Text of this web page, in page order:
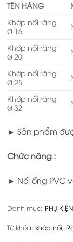
TÊN HÀNG
Khớp nối răng
Ø 16
Khớp nối răng
Ø 20
Khớp nối răng
Ø 25
Khớp nối răng
Ø 32
► Sản phẩm
Chức năng :
► Nối ống PVC
Danh mục: PHỤ
Từ khóa: khớp nối,